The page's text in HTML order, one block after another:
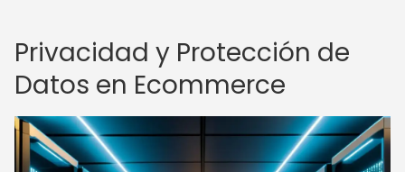
Privacidad y Protección de
Datos en Ecommerce